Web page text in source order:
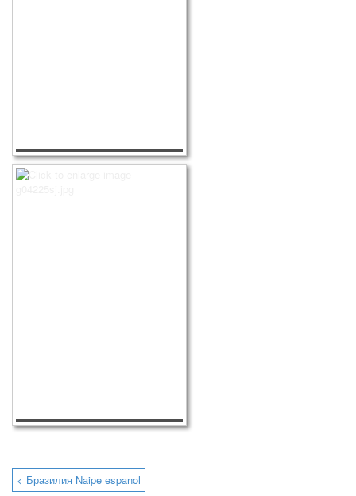
< Бразилия Naipe espanol